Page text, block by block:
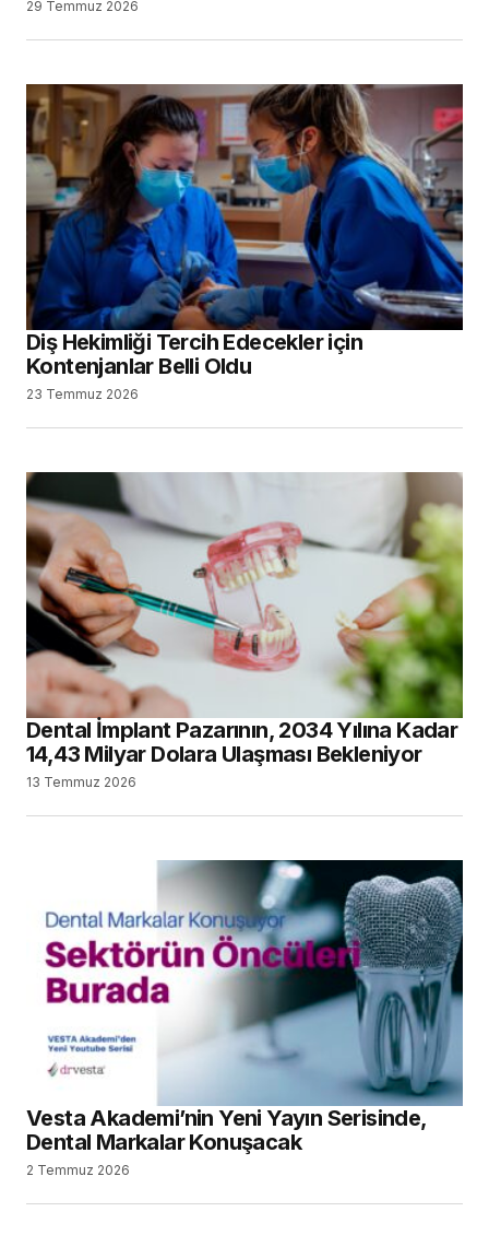
29 Temmuz 2026
Diş Hekimliği Tercih Edecekler için
Kontenjanlar Belli Oldu
23 Temmuz 2026
Dental İmplant Pazarının, 2034 Yılına Kadar
14,43 Milyar Dolara Ulaşması Bekleniyor
13 Temmuz 2026
Vesta Akademi’nin Yeni Yayın Serisinde,
Dental Markalar Konuşacak
2 Temmuz 2026